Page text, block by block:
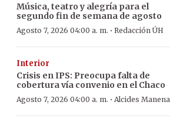
Música, teatro y alegría para el
segundo fin de semana de agosto
Agosto 7, 2026 04:00 a. m. · Redacción ÚH
Interior
Crisis en IPS: Preocupa falta de
cobertura vía convenio en el Chaco
Agosto 7, 2026 04:00 a. m. · Alcides Manena